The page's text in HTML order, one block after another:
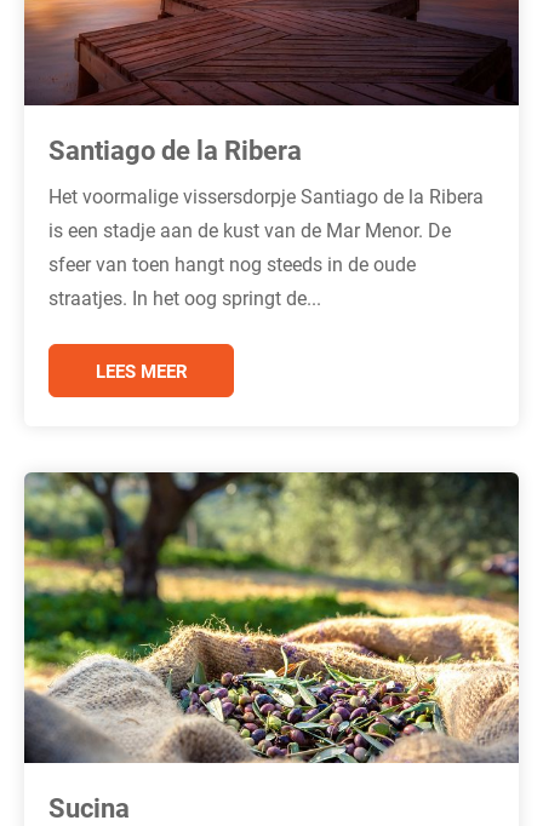
Santiago de la Ribera
Het voormalige vissersdorpje Santiago de la Ribera
is een stadje aan de kust van de Mar Menor. De
sfeer van toen hangt nog steeds in de oude
straatjes. In het oog springt de...
LEES MEER
Sucina